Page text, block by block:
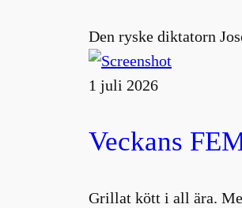
Den ryske diktatorn
1 juli 2026
Veckans
Grillat kött i all ära.